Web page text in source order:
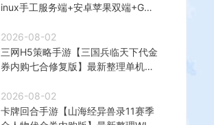
inux手工服务端+安卓苹果双端+GM
教程
2026-08-02
三网H5策略手游【三国兵临天下代金
券内购七合修复版】最新整理单机一
理后台+GM授权后台+简易安卓客户
端+详细搭建教程+视频教程
2026-08-02
卡牌回合手游【山海经异兽录11赛季